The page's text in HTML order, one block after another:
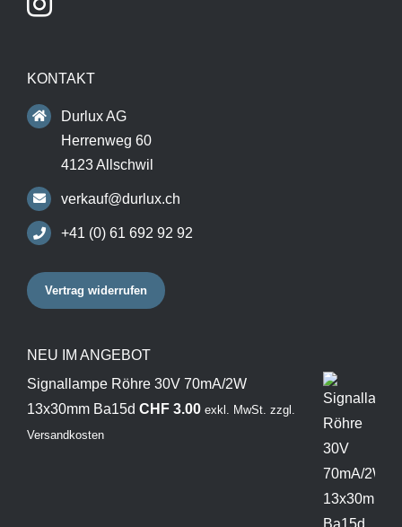
KONTAKT
Durlux AG
Herrenweg 60
4123 Allschwil
verkauf@durlux.ch
+41 (0) 61 692 92 92
Vertrag widerrufen
NEU IM ANGEBOT
Signallampe Röhre 30V 70mA/2W
13x30mm Ba15d CHF3.00 exkl. MwSt. zzgl.
Versandkosten